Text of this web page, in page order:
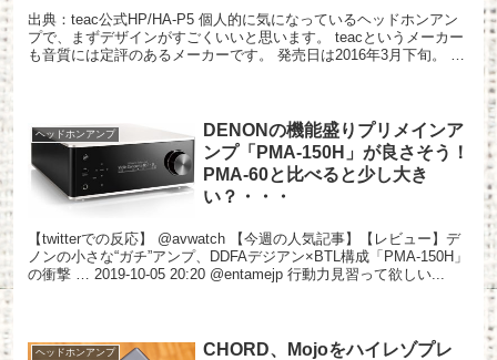
出典：teac公式HP/HA-P5 個人的に気になっているヘッドホンアン
プで、まずデザインがすごくいいと思います。 teacというメーカー
も音質には定評のあるメーカーです。 発売日は2016年3月下旬。 価
ヘッドホンアンプ
DENONの機能盛りプリメインア
ンプ「PMA-150H」が良さそう！
PMA-60と比べると少し大き
い？・・・
【twitterでの反応】 @avwatch 【今週の人気記事】【レビュー】デ
ノンの小さな“ガチ”アンプ、DDFAデジアン×BTL構成「PMA-150H」
の衝撃 … 2019-10-05 20:20 @entamejp 行動力見習って欲しい...
ヘッドホンアンプ
CHORD、Mojoをハイレゾプレ